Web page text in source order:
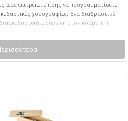
Σας επιτρέπει επίσης να προγραμματίσετε
χορογραφίες. Ένα διαδραστικό
εισαγωγή στον κόσμο της
αρχών της προγραμματισμού.
ετών και άνω. 195 x 175 x 10 mm